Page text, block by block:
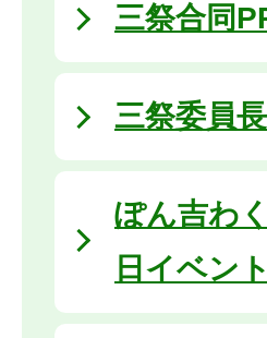
三祭合同
三祭委員
ぽん吉わ
日イベン